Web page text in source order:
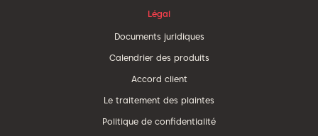
Légal
Documents juridiques
Calendrier des produits
Accord client
Le traitement des plaintes
Politique de confidentialité